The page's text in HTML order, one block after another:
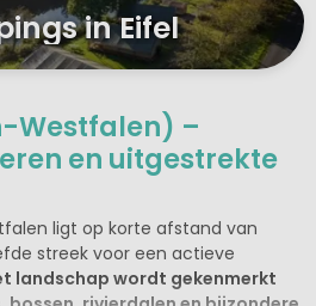
in Eifel
Westfalen) –
en uitgestrekte
ligt op korte afstand van
streek voor een actieve
landschap wordt gekenmerkt